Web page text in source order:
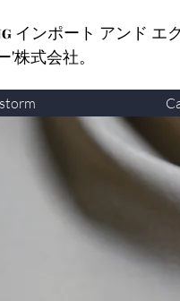
インポート アンド エ
'株式会社。